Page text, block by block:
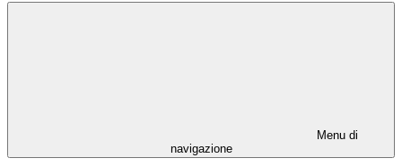
Menu di
navigazione